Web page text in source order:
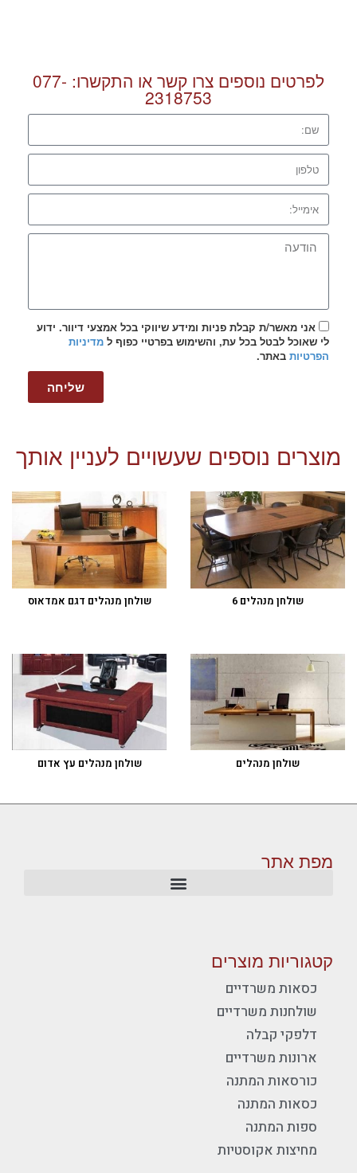
לפרטים נוספים צרו קשר או התקשרו: 077-
2318753
אני מאשר/ת קבלת פניות ומידע שיווקי בכל אמצעי דיוור. ידוע
לי שאוכל לבטל בכל עת, והשימוש בפרטיי כפוף ל מדיניות
הפרטיות באתר.
שליחה
מוצרים נוספים שעשויים לעניין אותך
שולחן מנהלים 6 שולחן מנהלים דגם אמדאוס
שולחן מנהלים שולחן מנהלים עץ אדום
מפת אתר
קטגוריות מוצרים
כסאות משרדיים
שולחנות משרדיים
דלפקי קבלה
ארונות משרדיים
כורסאות המתנה
כסאות המתנה
ספות המתנה
מחיצות אקוסטיות